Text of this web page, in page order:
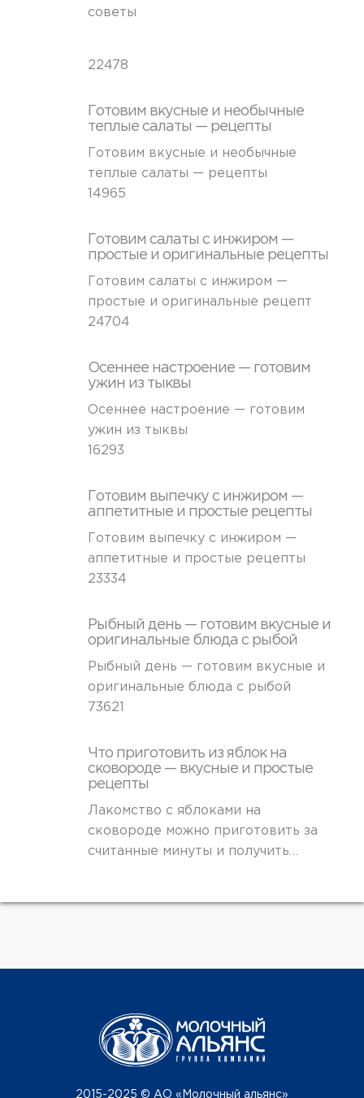
советы
22478
Готовим вкусные и необычные
теплые салаты — рецепты
Готовим вкусные и необычные
теплые салаты — рецепты
14965
Готовим салаты с инжиром —
простые и оригинальные рецепты
Готовим салаты с инжиром —
простые и оригинальные рецепт
24704
Осеннее настроение — готовим
ужин из тыквы
Осеннее настроение — готовим
ужин из тыквы
16293
Готовим выпечку с инжиром —
аппетитные и простые рецепты
Готовим выпечку с инжиром —
аппетитные и простые рецепты
23334
Рыбный день — готовим вкусные и
оригинальные блюда с рыбой
Рыбный день — готовим вкусные и
оригинальные блюда с рыбой
73621
Что приготовить из яблок на
сковороде — вкусные и простые
рецепты
Лакомство с яблоками на
сковороде можно приготовить за
считанные минуты и получить…
2015-2025 © АО «Молочный альянс»